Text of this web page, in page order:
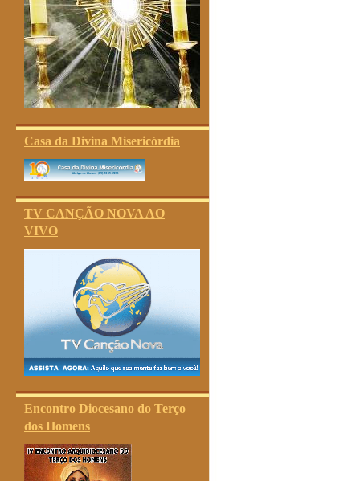
Casa da Divina Misericórdia
TV CANÇÃO NOVA AO
VIVO
Encontro Diocesano do Terço
dos Homens